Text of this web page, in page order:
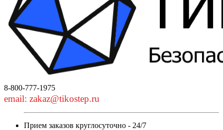
8-800-777-1975
email: zakaz@tikostep.ru
Прием заказов круглосуточно - 24/7